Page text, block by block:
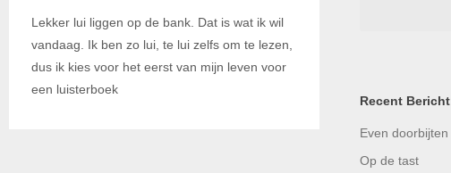
Lekker lui liggen op de bank. Dat is wat ik wil
vandaag. Ik ben zo lui, te lui zelfs om te lezen,
dus ik kies voor het eerst van mijn leven voor
een luisterboek
Recent Bericht
Even doorbijten
Op de tast